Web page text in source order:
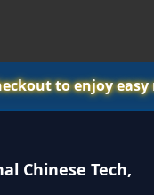
to enjoy
Chinese Tech,